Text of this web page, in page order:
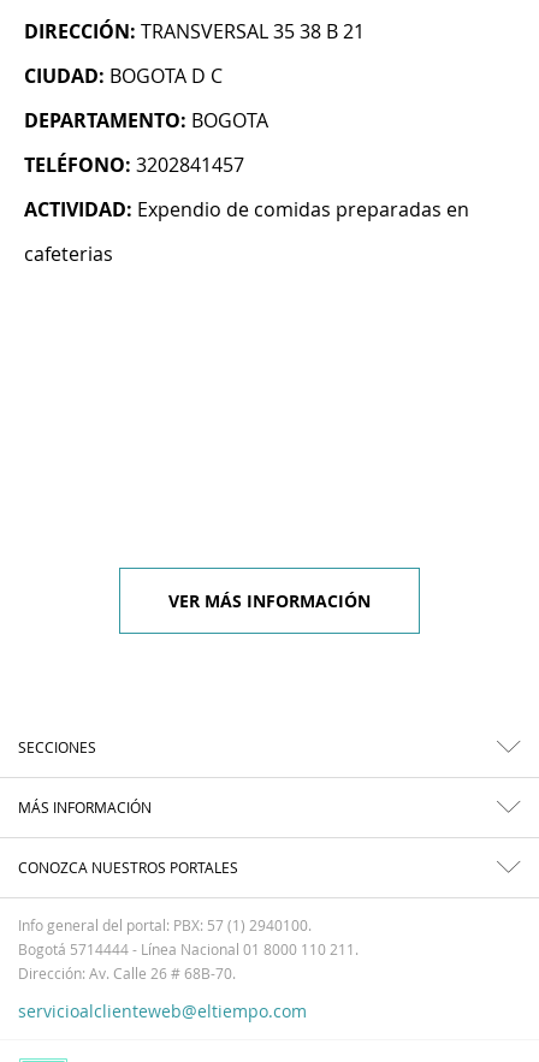
DIRECCIÓN: TRANSVERSAL 35 38 B 21
CIUDAD: BOGOTA D C
DEPARTAMENTO: BOGOTA
TELÉFONO: 3202841457
ACTIVIDAD: Expendio de comidas preparadas en
cafeterias
VER MÁS INFORMACIÓN
SECCIONES
MÁS INFORMACIÓN
CONOZCA NUESTROS PORTALES
Info general del portal: PBX: 57 (1) 2940100.
Bogotá 5714444 - Línea Nacional 01 8000 110 211.
Dirección: Av. Calle 26 # 68B-70.
servicioalclienteweb@eltiempo.com